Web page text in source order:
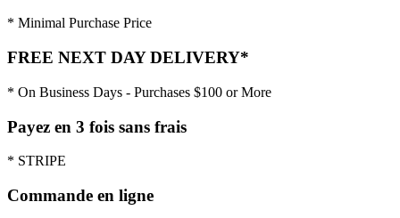
* Minimal Purchase Price
FREE NEXT DAY DELIVERY*
* On Business Days - Purchases $100 or More
Payez en 3 fois sans frais
* STRIPE
Commande en ligne